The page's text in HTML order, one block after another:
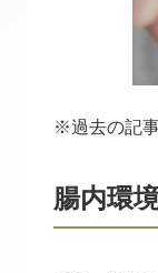
※過去の記
腸内環